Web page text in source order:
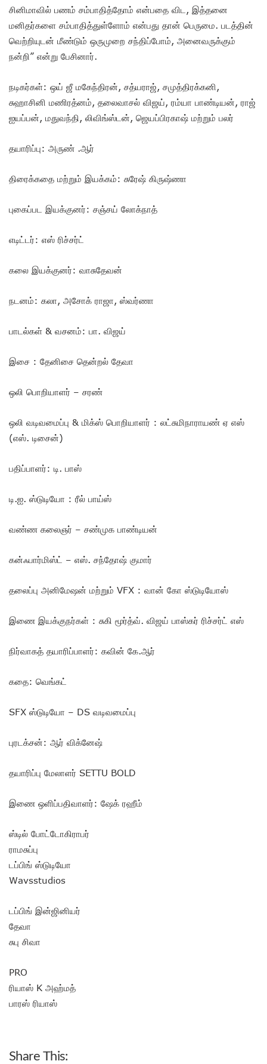
சினிமாவில் பணம் சம்பாதித்தோம் என்பதை விட, இத்தனை
மனிதர்களை சம்பாதித்துள்ளோம் என்பது தான் பெருமை. படத்தின்
வெற்றியுடன் மீண்டும் ஒருமுறை சந்திப்போம், அனைவருக்கும்
நன்றி” என்று பேசினார்.
நடிகர்கள்: ஒய் ஜீ மகேந்திரன், சத்யராஜ், சமுத்திரக்கனி,
சுஹாசினி மணிரத்னம், தலைவாசல் விஜய், ரம்யா பாண்டியன், ராஜ்
ஐயப்பன், மதுவந்தி, லிவிங்ஸ்டன், ஜெயப்பிரகாஷ் மற்றும் பலர்
தயாரிப்பு: அருண் .ஆர்
திரைக்கதை மற்றும் இயக்கம்: சுரேஷ் கிருஷ்ணா
புகைப்பட இயக்குனர்: சஞ்சய் லோக்நாத்
எடிட்டர்: எஸ் ரிச்சர்ட்
கலை இயக்குனர்: வாசுதேவன்
நடனம்: கலா, அசோக் ராஜா, ஸ்வர்ணா
பாடல்கள் & வசனம்: பா. விஜய்
இசை : தேனிசை தென்றல் தேவா
ஒலி பொறியாளர் – சரண்
ஒலி வடிவமைப்பு & மிக்ஸ் பொறியாளர் : லட்சுமிநாராயண் ஏ எஸ்
(எஸ். டிசைன்)
பதிப்பாளர்: டி. பாஸ்
டி.ஐ. ஸ்டுடியோ : ரீல் பாய்ஸ்
வண்ண கலைஞர் – சண்முக பாண்டியன்
கன்ஃபார்மிஸ்ட் – எஸ். சந்தோஷ் குமார்
தலைப்பு அனிமேஷன் மற்றும் VFX : வான் கோ ஸ்டுடியோஸ்
இணை இயக்குநர்கள் : சுகி மூர்த்வ். விஜய் பாஸ்கர் ரிச்சர்ட் எஸ்
நிர்வாகத் தயாரிப்பாளர்: கவின் கே.ஆர்
கதை: வெங்கட்
SFX ஸ்டுடியோ – DS வடிவமைப்பு
புரடக்சன்: ஆர் விக்னேஷ்
தயாரிப்பு மேலாளர் SETTU BOLD
இணை ஒளிப்பதிவாளர்: ஷேக் ரஹீம்
ஸ்டில் போட்டோகிராபர்
ராமசுப்பு
டப்பிங் ஸ்டுடியோ
Wavsstudios
டப்பிங் இன்ஜினியர்
தேவா
சுபு சிவா
PRO
ரியாஸ் K அஹ்மத்
பாரஸ் ரியாஸ்
Share This: